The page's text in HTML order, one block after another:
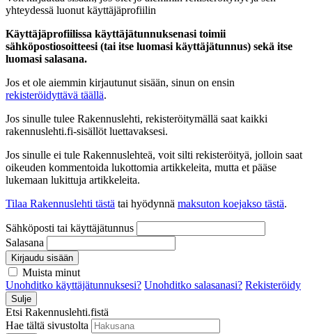
yhteydessä luonut käyttäjäprofiilin
Käyttäjäprofiilissa käyttäjätunnuksenasi toimii
sähköpostiosoitteesi (tai itse luomasi käyttäjätunnus) sekä itse
luomasi salasana.
Jos et ole aiemmin kirjautunut sisään, sinun on ensin
rekisteröidyttävä täällä.
Jos sinulle tulee Rakennuslehti, rekisteröitymällä saat kaikki
rakennuslehti.fi-sisällöt luettavaksesi.
Jos sinulle ei tule Rakennuslehteä, voit silti rekisteröityä, jolloin saat
oikeuden kommentoida lukottomia artikkeleita, mutta et pääse
lukemaan lukittuja artikkeleita.
Tilaa Rakennuslehti tästä tai hyödynnä maksuton koejakso tästä.
Sähköposti tai käyttäjätunnus
Salasana
Kirjaudu sisään
Muista minut
Unohditko käyttäjätunnuksesi? Unohditko salasanasi? Rekisteröidy
Sulje
Etsi Rakennuslehti.fistä
Hae tältä sivustolta